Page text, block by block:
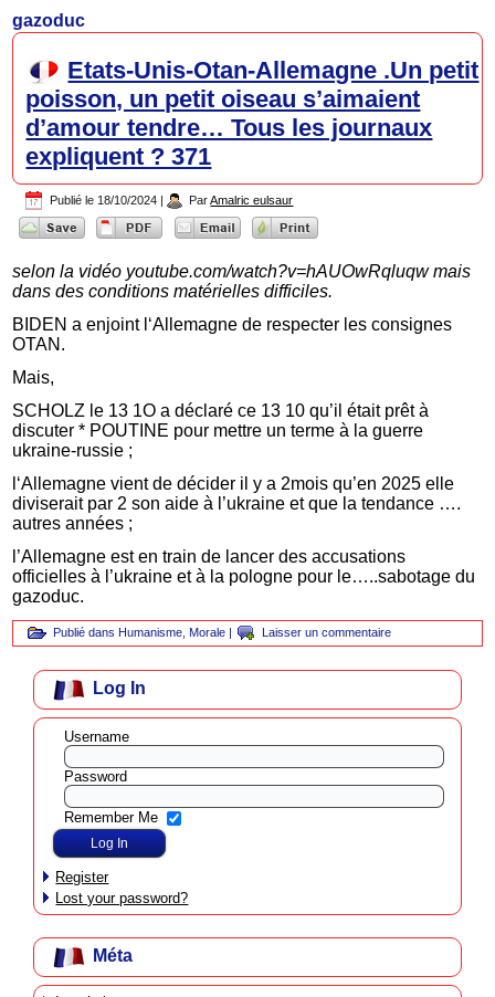
gazoduc
Etats-Unis-Otan-Allemagne .Un petit
poisson, un petit oiseau s’aimaient
d’amour tendre… Tous les journaux
expliquent ? 371
Publié le 18/10/2024 | Par Amalric eulsaur
selon la vidéo youtube.com/watch?v=hAUOwRqluqw mais
dans des conditions matérielles difficiles.
BIDEN a enjoint l‘Allemagne de respecter les consignes
OTAN.
Mais,
SCHOLZ le 13 1O a déclaré ce 13 10 qu’il était prêt à
discuter * POUTINE pour mettre un terme à la guerre
ukraine-russie ;
l‘Allemagne vient de décider il y a 2mois qu’en 2025 elle
diviserait par 2 son aide à l’ukraine et que la tendance ….
autres années ;
l’Allemagne est en train de lancer des accusations
officielles à l’ukraine et à la pologne pour le…..sabotage du
gazoduc.
Publié dans Humanisme Morale | Laisser un commentaire
Log In
Username
Password
Remember Me
Register
Lost your password?
Méta